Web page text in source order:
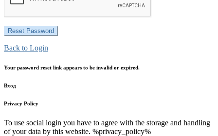
Back to Login
Your password reset link appears to be invalid or expired.
Вход
Privacy Policy
To use social login you have to agree with the storage and handling
of your data by this website. %privacy_policy%